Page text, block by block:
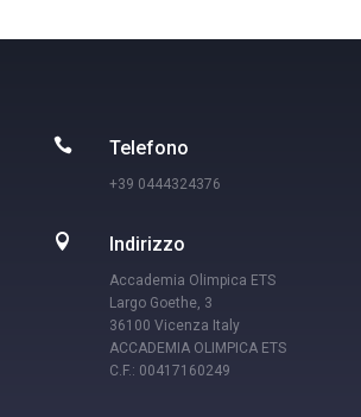
 Telefono
+39 0444324376
 Indirizzo
Accademia Olimpica ETS
Largo Goethe, 3
36100 Vicenza Italy
ACCADEMIA OLIMPICA ETS
C.F.: 00417160249